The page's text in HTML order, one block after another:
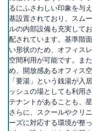
るにふさわしい印象を与
基設置されており、スム
ルの内部設備も充実して
配されています。基準階
い形状のため、オフィス
空間利用が可能です。ま
め、開放感あるオフィス
「要湯」という銭湯が入
ッシュの場としても利用
テナントがあることも、
さらに、スクールやクリ
ーズに対応する環境が整